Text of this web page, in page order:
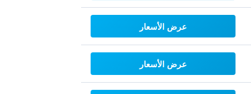
عرض الأسعار
عرض الأسعار